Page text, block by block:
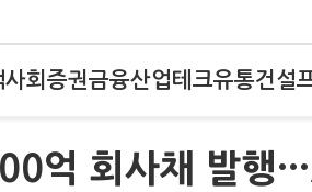
사회 증권금융산업테크유통건설
억 회사채 발행